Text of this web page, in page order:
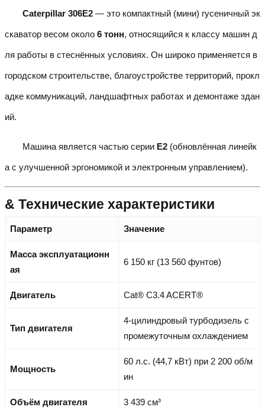
Caterpillar 306E2 — это компактный (мини) гусеничный эк
скаватор весом около 6 тонн, относящийся к классу машин д
ля работы в стеснённых условиях. Он широко применяется в
городском строительстве, благоустройстве территорий, прокл
адке коммуникаций, ландшафтных работах и демонтаже здан
ий.
Машина является частью серии E2 (обновлённая линейк
а с улучшенной эргономикой и электронным управлением).
& Технические характеристики
Параметр Значение
Масса эксплуатационн
ая
6 150 кг (13 560 фунтов)
Двигатель Cat® C3.4 ACERT®
Тип двигателя
4-цилиндровый турбодизель с
промежуточным охлаждением
Мощность
60 л.с. (44,7 кВт) при 2 200 об/м
ин
Объём двигателя 3 439 см³